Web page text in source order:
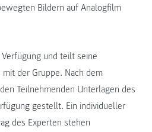
Bildern auf Analogfilm
und teilt seine
der Gruppe. Nach dem
Teilnehmenden Unterlagen des
gestellt. Ein individueller
des Experten stehen